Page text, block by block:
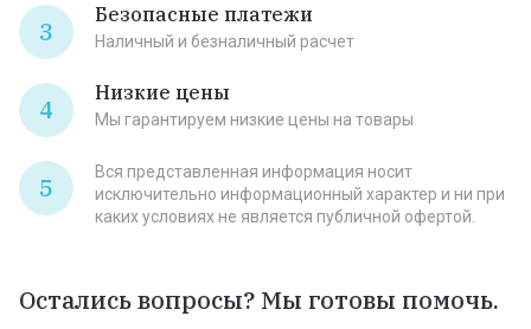
3
Безопасные платежи
Наличный и безналичный расчет
4
Низкие цены
Мы гарантируем низкие цены на товары
5
Вся представленная информация носит
исключительно информационный характер и ни при
каких условиях не является публичной офертой.
Остались вопросы? Мы готовы помочь.